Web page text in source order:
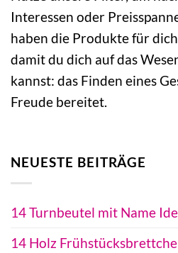
Interessen oder
haben die Produkte für
damit du dich auf das
kannst: das Finden eines
Freude bereitet.
NEUESTE BEITRÄGE
14 Turnbeutel mit Name
14 Holz